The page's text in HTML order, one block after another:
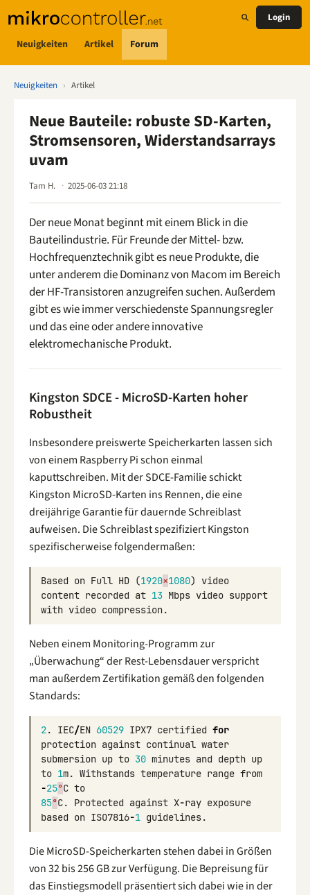
Neuigkeiten Artikel Forum
Login
Neuigkeiten › Artikel
Neue Bauteile: robuste SD-Karten,
Stromsensoren, Widerstandsarrays
uvam
Tam H. 2025-06-03 21:18
Der neue Monat beginnt mit einem Blick in die
Bauteilindustrie. Für Freunde der Mittel- bzw.
Hochfrequenztechnik gibt es neue Produkte, die
unter anderem die Dominanz von Macom im Bereich
der HF-Transistoren anzugreifen suchen. Außerdem
gibt es wie immer verschiedenste Spannungsregler
und das eine oder andere innovative
elektromechanische Produkt.
Kingston SDCE - MicroSD-Karten hoher
Robustheit
Insbesondere preiswerte Speicherkarten lassen sich
von einem Raspberry Pi schon einmal
kaputtschreiben. Mit der SDCE-Familie schickt
Kingston MicroSD-Karten ins Rennen, die eine
dreijährige Garantie für dauernde Schreiblast
aufweisen. Die Schreiblast spezifiziert Kingston
spezifischerweise folgendermaßen:
Based on Full HD (1920×1080)
video
content recorded at 13 Mbps video support
with video compression.
Neben einem Monitoring-Programm zur
„Überwachung“ der Rest-Lebensdauer verspricht
man außerdem Zertifikation gemäß den folgenden
Standards:
2. IEC/EN 60529 IPX7 certified for
protection against continual water
submersion up to 30 minutes and depth up
to 1m. Withstands temperature range from
-25°C to
85°C. Protected against X-ray exposure
based on ISO7816-1 guidelines.
Die MicroSD-Speicherkarten stehen dabei in Größen
von 32 bis 256 GB zur Verfügung. Die Bepreisung für
das Einstiegsmodell präsentiert sich dabei wie in der